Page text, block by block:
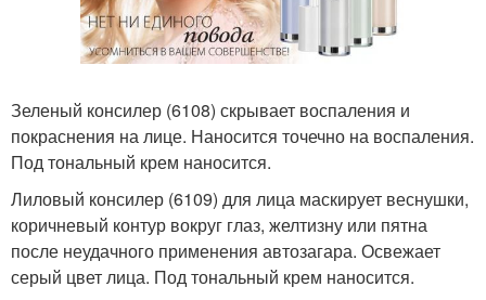
Зеленый консилер (6108) скрывает воспаления и
покраснения на лице. Наносится точечно на воспаления.
Под тональный крем наносится.
Лиловый консилер (6109) для лица маскирует веснушки,
коричневый контур вокруг глаз, желтизну или пятна
после неудачного применения автозагара. Освежает
серый цвет лица. Под тональный крем наносится.